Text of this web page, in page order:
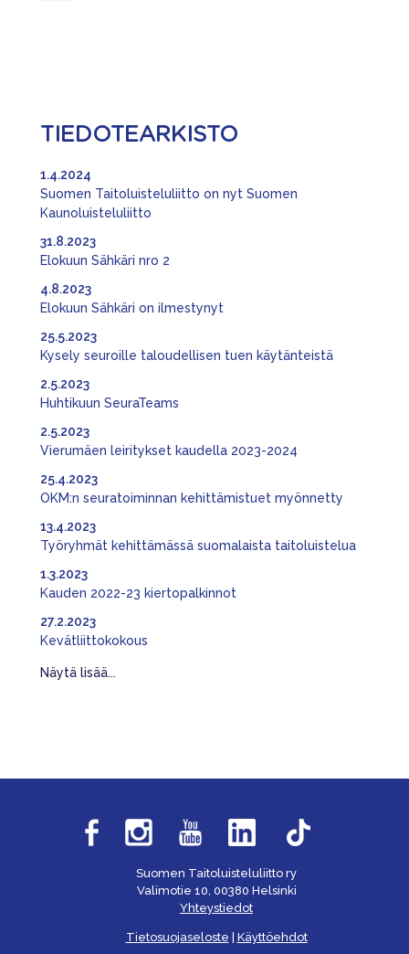
TIEDOTEARKISTO
Suomen Taitoluisteluliitto on nyt Suomen
Kaunoluisteluliitto
1.4.2024
Elokuun Sähkäri nro 2
31.8.2023
Elokuun Sähkäri on ilmestynyt
4.8.2023
Kysely seuroille taloudellisen tuen käytänteistä
25.5.2023
Huhtikuun SeuraTeams
2.5.2023
Vierumäen leiritykset kaudella 2023-2024
2.5.2023
OKM:n seuratoiminnan kehittämistuet myönnetty
25.4.2023
Työryhmät kehittämässä suomalaista taitoluistelua
13.4.2023
Kauden 2022-23 kiertopalkinnot
1.3.2023
Kevätliittokokous
27.2.2023
Näytä lisää...
Suomen Taitoluisteluliitto ry
Valimotie 10, 00380 Helsinki
Yhteystiedot
Tietosuojaseloste Käyttöehdot